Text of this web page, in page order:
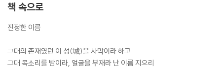
책 속으로
진정한 이름
그대의 존재였던 이 성(城)을 사막이라 하고
그대 목소리를 밤이라, 얼굴을 부재라 난 이름 지으리